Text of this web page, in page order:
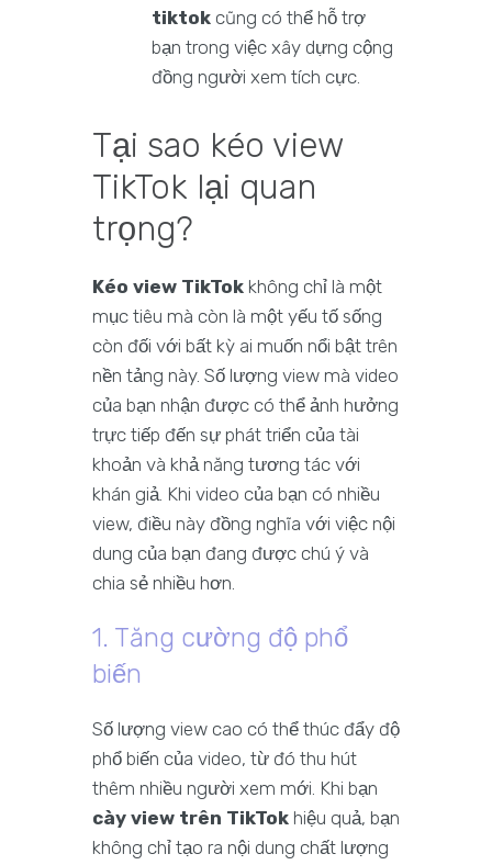
tiktok cũng có thể hỗ trợ
bạn trong việc xây dựng cộng
đồng người xem tích cực.
Tại sao kéo view
TikTok lại quan
trọng?
Kéo view TikTok không chỉ là một
mục tiêu mà còn là một yếu tố sống
còn đối với bất kỳ ai muốn nổi bật trên
nền tảng này. Số lượng view mà video
của bạn nhận được có thể ảnh hưởng
trực tiếp đến sự phát triển của tài
khoản và khả năng tương tác với
khán giả. Khi video của bạn có nhiều
view, điều này đồng nghĩa với việc nội
dung của bạn đang được chú ý và
chia sẻ nhiều hơn.
1. Tăng cường độ phổ
biến
Số lượng view cao có thể thúc đẩy độ
phổ biến của video, từ đó thu hút
thêm nhiều người xem mới. Khi bạn
cày view trên TikTok hiệu quả, bạn
không chỉ tạo ra nội dung chất lượng